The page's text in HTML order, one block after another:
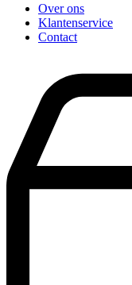
Over ons
Klantenservice
Contact